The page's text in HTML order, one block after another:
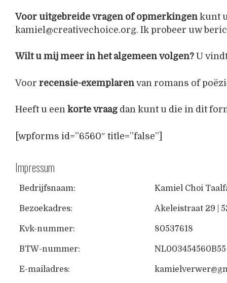
Voor uitgebreide vragen of opmerkingenkunt
kamiel@creativechoice.org. Ik probeer uw
Wilt u mij meer in het algemeen volgen? U
Voorrecensie-exemplaren van romans of
Heeft u eenkorte vraag dan kunt u die in dit
[wpforms id=”6560″ title=”false”]
Impressum
Bedrijfsnaam: Kamiel Choi
Bezoekadres: Akeleistraat 29 |
Kvk-nummer: 80537618
BTW-nummer: NL003454560B55
E-mailadres: